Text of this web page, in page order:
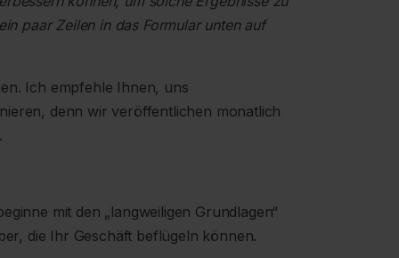
paar Zeilen in das Formular unten auf
Ich empfehle Ihnen, uns
denn wir veröffentlichen monatlich
mit den „langweiligen Grundlagen“
die Ihr Geschäft beflügeln können.